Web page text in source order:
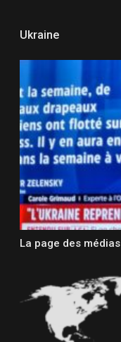
Ukraine
La page des médias